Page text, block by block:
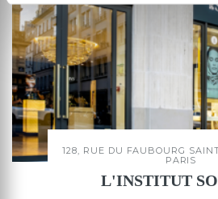
128, RUE DU FAUBOURG
PARIS
L'INSTITUT